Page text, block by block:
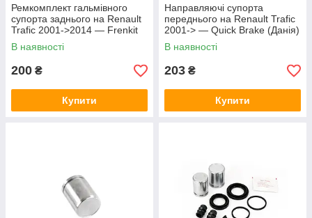
Ремкомплект гальмівного
супорта заднього на Renault
Trafic 2001->2014 — Frenkit
(Іспанія) - 241001
В наявності
200 ₴
Купити
Направляючі супорта
переднього на Renault Trafic
2001-> — Quick Brake (Данія)
- QB113-1347X
В наявності
203 ₴
Купити